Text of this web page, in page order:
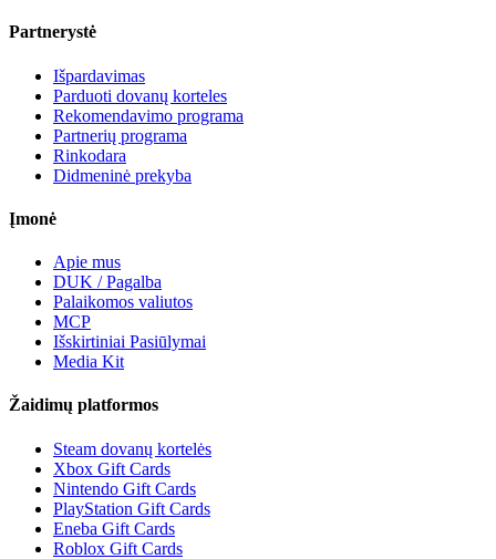
Partnerystė
Išpardavimas
Parduoti dovanų korteles
Rekomendavimo programa
Partnerių programa
Rinkodara
Didmeninė prekyba
Įmonė
Apie mus
DUK / Pagalba
Palaikomos valiutos
MCP
Išskirtiniai Pasiūlymai
Media Kit
Žaidimų platformos
Steam dovanų kortelės
Xbox Gift Cards
Nintendo Gift Cards
PlayStation Gift Cards
Eneba Gift Cards
Roblox Gift Cards